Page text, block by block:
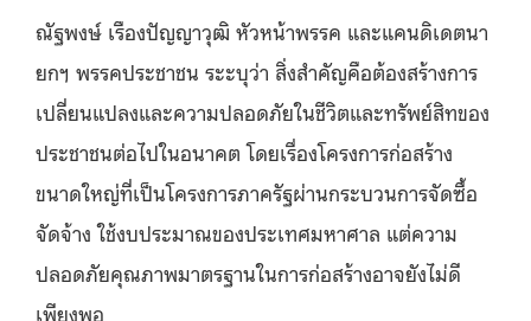
ณัฐพงษ์ เรืองปัญญาวุฒิ หัวหน้าพรรค และแคนดิเดตนา
ยกฯ พรรคประชาชน ระะบุว่า สิ่งสำคัญคือต้องสร้างการ
เปลี่ยนแปลงและความปลอดภัยในชีวิตและทรัพย์สิทของ
ประชาชนต่อไปในอนาคต โดยเรื่องโครงการก่อสร้าง
ขนาดใหญ่ที่เป็นโครงการภาครัฐผ่านกระบวนการจัดซื้อ
จัดจ้าง ใช้งบประมาณของประเทศมหาศาล แต่ความ
ปลอดภัยคุณภาพมาตรฐานในการก่อสร้างอาจยังไม่ดี
เพียงพอ